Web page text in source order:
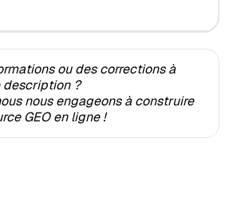
ou des corrections à
?
nous engageons à construire
GEO en ligne !